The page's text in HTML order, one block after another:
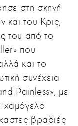
στη σκηνή
και του Κρις,
του από το
που
και το
συνέχεια
Painless», με
χαμόγελο
βραδιές